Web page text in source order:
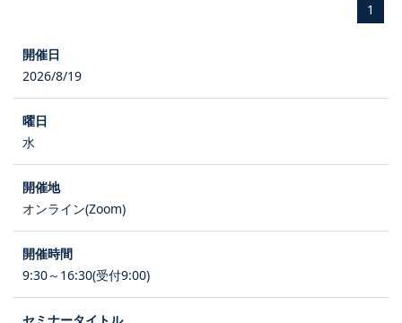
1
2026/8/19
水
オンライン(Zoom)
9:30～16:30(受付9:00)